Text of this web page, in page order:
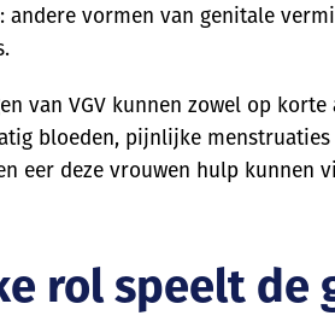
: andere vormen van genitale
van VGV kunnen zowel op
bloeden, pijnlijke
eer deze vrouwen hulp kunnen
rol speelt de